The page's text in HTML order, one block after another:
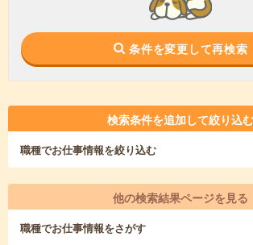
条件を変更して再検索
検索条件を追加して絞り込む
職種でお仕事情報を絞り込む
他の検索結果ページを見る
職種でお仕事情報をさがす